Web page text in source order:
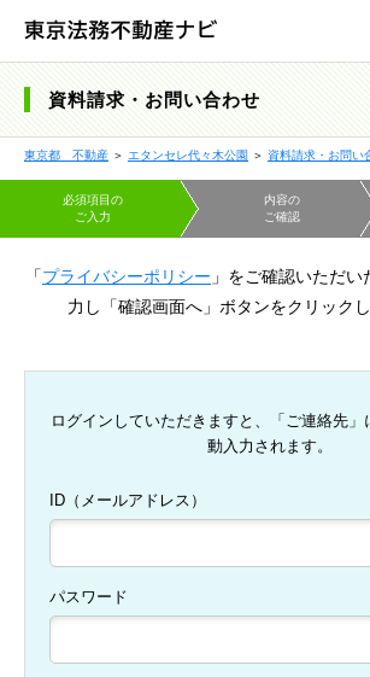
資料請求・お問い合わせ
東京都 不動産 ＞ エタンセレ代々木公園 ＞ 資料請求・お問い
必須項目の
ご入力
内容の
ご確認
「プライバシーポリシー 」をご確認いただ
力し「確認画面へ」ボタンをクリックし
ログインしていただきますと、「ご連絡先」
動入力されます。
ID（メールアドレス）
パスワード